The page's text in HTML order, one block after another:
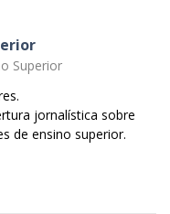
Superior
jornalística sobre
de ensino superior.